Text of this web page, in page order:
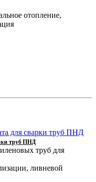
отопление,
труб ПНД
труб для
ливневой